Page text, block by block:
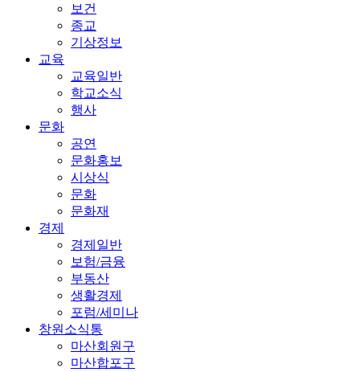
보건
종교
기상정보
교육
교육일반
학교소식
행사
문화
공연
문화홍보
시상식
문화
문화재
경제
경제일반
보험/금융
부동산
생활경제
포럼/세미나
창원소식통
마산회원구
마산합포구